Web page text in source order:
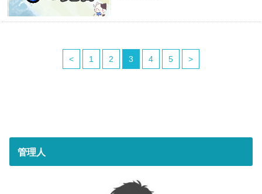
< 1 2 3 4 5 >
管理人